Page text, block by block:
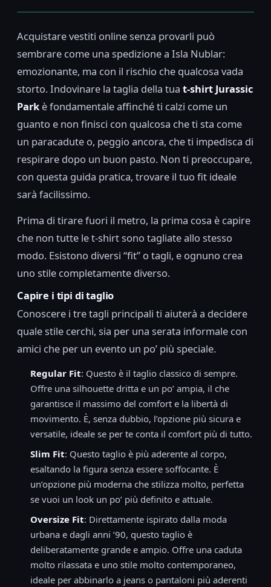
Acquistare vestiti online senza provarli può
sembrare come una spedizione a Isla Nublar:
emozionante, ma con il rischio che qualcosa vada
storto. Indovinare la taglia della tua t-shirt Jurassic
Park è fondamentale affinché ti calzi come un
guanto e non finisci con qualcosa che ti sta come
un paracadute o, peggio ancora, che ti impedisca di
respirare dopo un buon pasto. Non ti preoccupare,
con questa guida pratica, trovare il tuo fit ideale
sarà facilissimo.
Prima di tirare fuori il metro, la prima cosa è capire
che non tutte le t-shirt sono tagliate allo stesso
modo. Esistono diversi “fit” o tagli, e ognuno crea
uno stile completamente diverso.
Capire i tipi di taglio
Conoscere i tre tagli principali ti aiuterà a decidere
quale stile cerchi, sia per una serata informale con
amici che per un evento un po’ più speciale.
Regular Fit: Questo è il taglio classico di sempre.
Offre una silhouette dritta e un po’ ampia, il che
garantisce il massimo del comfort e la libertà di
movimento. È, senza dubbio, l’opzione più sicura e
versatile, ideale se per te conta il comfort più di tutto.
Slim Fit: Questo taglio è più aderente al corpo,
esaltando la figura senza essere soffocante. È
un’opzione più moderna che stilizza molto, perfetta
se vuoi un look un po’ più definito e attuale.
Oversize Fit: Direttamente ispirato dalla moda
urbana e dagli anni ’90, questo taglio è
deliberatamente grande e ampio. Offre una caduta
molto rilassata e uno stile molto contemporaneo,
ideale per abbinarlo a jeans o pantaloni più aderenti